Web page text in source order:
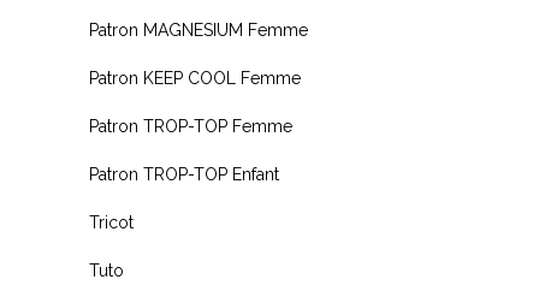
Patron MAGNESIUM Femme
Patron KEEP COOL Femme
Patron TROP-TOP Femme
Patron TROP-TOP Enfant
Tricot
Tuto